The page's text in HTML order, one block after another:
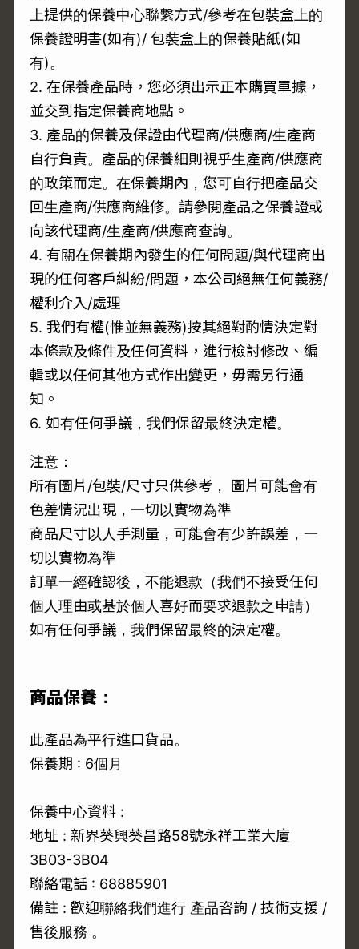
上提供的保養中心聯繫方式/參考在包裝盒上的
保養證明書(如有)/ 包裝盒上的保養貼紙(如
有)。
2. 在保養產品時，您必須出示正本購買單據，
並交到指定保養商地點。
3. 產品的保養及保證由代理商/供應商/生產商
自行負責。產品的保養細則視乎生產商/供應商
的政策而定。在保養期內，您可自行把產品交
回生產商/供應商維修。請參閱產品之保養證或
向該代理商/生產商/供應商查詢。
4. 有關在保養期內發生的任何問題/與代理商出
現的任何客戶糾紛/問題，本公司絕無任何義務/
權利介入/處理
5. 我們有權(惟並無義務)按其絕對酌情決定對
本條款及條件及任何資料，進行檢討修改、編
輯或以任何其他方式作出變更，毋需另行通
知。
6. 如有任何爭議，我們保留最終決定權。
注意：
所有圖片/包裝/尺寸只供參考， 圖片可能會有
色差情況出現，一切以實物為準
商品尺寸以人手測量，可能會有少許誤差，一
切以實物為準
訂單一經確認後，不能退款（我們不接受任何
個人理由或基於個人喜好而要求退款之申請）
如有任何爭議，我們保留最終的決定權。
商品保養：
此產品為平行進口貨品。
保養期 : 6個月
保養中心資料 :
地址 : 新界葵興葵昌路58號永祥工業大廈
3B03-3B04
聯絡電話 : 68885901
備註 : 歡迎聯絡我們進行 產品咨詢 / 技術支援 /
售後服務 。